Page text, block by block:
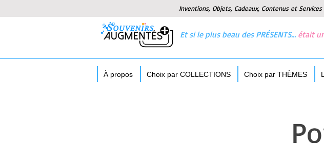
Inventions, Objets, Cadeaux, Contenus et Services
Et si le plus beau des PRÉSENTS… était
À propos Choix par COLLECTIONS Choix par THÈMES